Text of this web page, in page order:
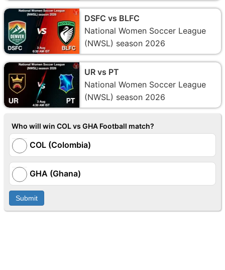
DSFC vs BLFC
National Women Soccer League
(NWSL) season 2026
UR vs PT
National Women Soccer League
(NWSL) season 2026
Who will win COL vs GHA Football match?
COL (Colombia)
GHA (Ghana)
Submit